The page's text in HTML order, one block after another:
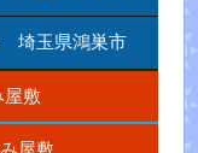
埼玉県鴻巣市
屋敷